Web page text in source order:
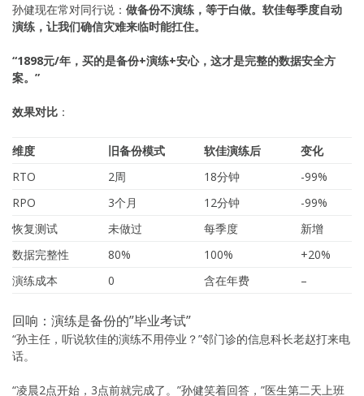
孙健现在常对同行说： 做备份不演练，等于白做。软佳每季度自动
演练，让我们确信灾难来临时能扛住。
“1898元/年，买的是备份+演练+安心，这才是完整的数据安全方
案。”
效果对比 ：
维度 旧备份模式 软佳演练后
变化
RTO
2周 18分钟
-99%
RPO
3个月 12分钟
-99%
恢复测试
未做过 每季度
新增
数据完整性
80% 100%
+20%
演练成本
0 含在年费 –
回响：演练是备份的”毕业考试”
“孙主任，听说软佳的演练不用停业？”邻门诊的信息科长老赵打来电
话。
“凌晨2点开始，3点前就完成了。”孙健笑着回答，”医生第二天上班